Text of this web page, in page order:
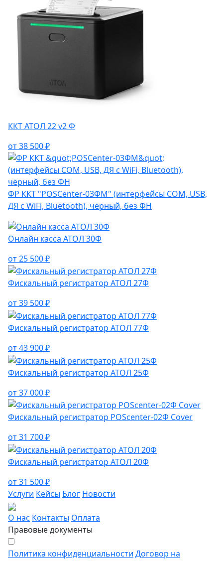
ККТ АТОЛ 22 v2 Ф
от 38 500 ₽
ФР ККТ "POSCenter-03ФМ" (интерфейсы COM, USB,
ДЯ с WiFi, Bluetooth), чёрный, без ФН
Онлайн касса АТОЛ 30Ф
от 25 500 ₽
Фискальный регистратор АТОЛ 27Ф
от 39 500 ₽
Фискальный регистратор АТОЛ 77Ф
от 43 900 ₽
Фискальный регистратор АТОЛ 25Ф
от 37 000 ₽
Фискальный регистратор POScenter-02Ф Cover
от 31 700 ₽
Фискальный регистратор АТОЛ 20Ф
от 31 500 ₽
Услуги Кейсы Блог Новости
О нас Контакты Оплата
Правовые документы
Политика конфиденциальности Договор на